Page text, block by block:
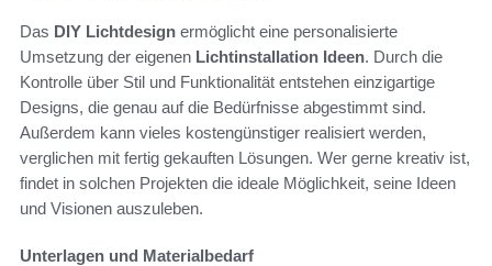
Das DIY Lichtdesign ermöglicht eine personalisierte
Umsetzung der eigenen Lichtinstallation Ideen. Durch die
Kontrolle über Stil und Funktionalität entstehen einzigartige
Designs, die genau auf die Bedürfnisse abgestimmt sind.
Außerdem kann vieles kostengünstiger realisiert werden,
verglichen mit fertig gekauften Lösungen. Wer gerne kreativ ist,
findet in solchen Projekten die ideale Möglichkeit, seine Ideen
und Visionen auszuleben.
Unterlagen und Materialbedarf